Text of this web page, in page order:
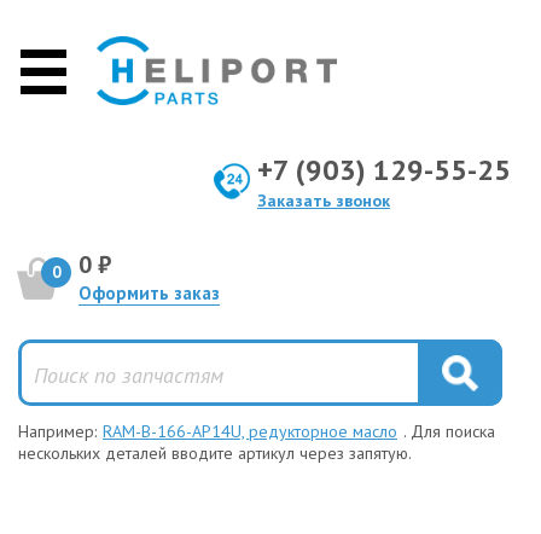
+7 (903) 129-55-25
Заказать звонок
0 0 ₽
Оформить заказ
Например: RAM-B-166-AP14U, редукторное масло . Для поиска
нескольких деталей вводите артикул через запятую.